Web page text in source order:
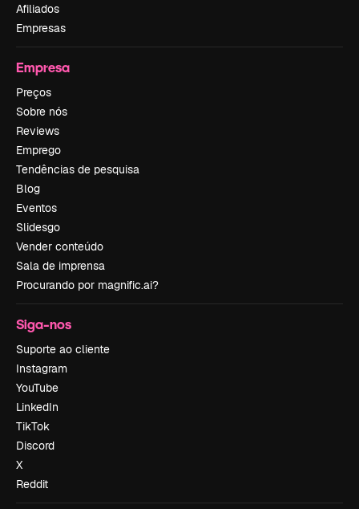
Afiliados
Empresas
Empresa
Preços
Sobre nós
Reviews
Emprego
Tendências de pesquisa
Blog
Eventos
Slidesgo
Vender conteúdo
Sala de imprensa
Procurando por magnific.ai?
Siga-nos
Suporte ao cliente
Instagram
YouTube
LinkedIn
TikTok
Discord
X
Reddit